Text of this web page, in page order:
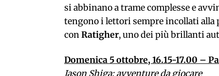
si abbinano a trame complesse e
tengono i lettori sempre incollati alla
conRatigher, uno dei più brillanti
Domenica 5 ottobre, 16.15-17.00 –
Jason Shiga: avventure da giocare